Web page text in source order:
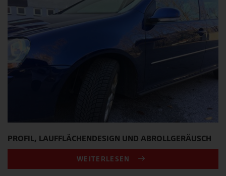
PROFIL, LAUFFLÄCHENDESIGN UND ABROLLGERÄUSCH
WEITERLESEN